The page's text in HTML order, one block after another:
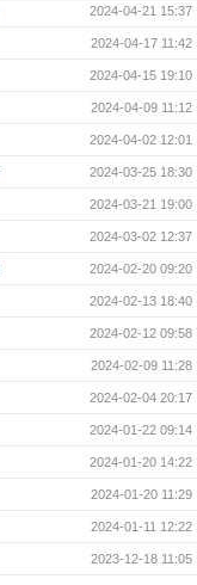
2024-04-21 15:37
2024-04-17 11:42
2024-04-15 19:10
2024-04-09 11:12
2024-04-02 12:01
2024-03-25 18:30
2024-03-21 19:00
2024-03-02 12:37
2024-02-20 09:20
2024-02-13 18:40
2024-02-12 09:58
2024-02-09 11:28
2024-02-04 20:17
2024-01-22 09:14
2024-01-20 14:22
2024-01-20 11:29
2024-01-11 12:22
2023-12-18 11:05